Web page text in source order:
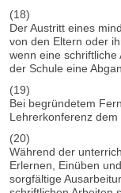
(18)
Der Austritt eines
von den Eltern oder
wenn eine
der Schule eine
(19)
Bei begründetem
Lehrerkonferenz dem
(20)
Während der
Erlernen, Einüben
sorgfältige